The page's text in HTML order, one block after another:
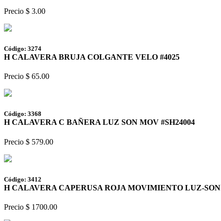
Precio $ 3.00
Código: 3274
H CALAVERA BRUJA COLGANTE VELO #4025
Precio $ 65.00
Código: 3368
H CALAVERA C BAÑERA LUZ SON MOV #SH24004
Precio $ 579.00
Código: 3412
H CALAVERA CAPERUSA ROJA MOVIMIENTO LUZ-
Precio $ 1700.00